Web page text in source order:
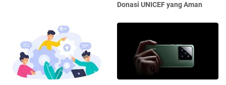
Donasi UNICEF yang Aman